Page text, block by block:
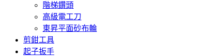
階梯鑽頭
高級電工刀
東昇平面砂布輪
剪鉗工具
起子扳手